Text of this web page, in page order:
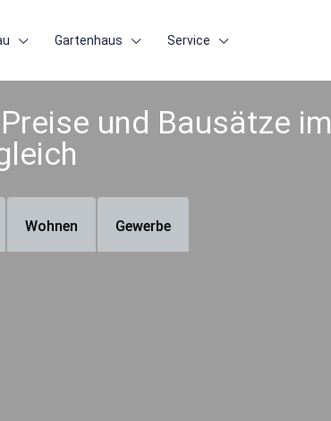
Gartenhaus Service
und Bausätze im
Wohnen Gewerbe